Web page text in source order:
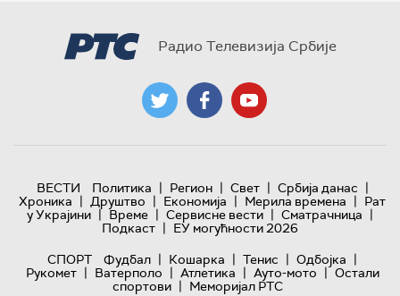
Радио Телевизија Србије
ВЕСТИ Политика | Регион | Свет | Србија данас |
Хроника | Друштво | Економија | Мерила времена | Рат
у Украјини | Време | Сервисне вести | Сматрачница |
Подкаст | ЕУ могућности 2026
СПОРТ
Фудбал | Кошарка | Тенис | Одбојка |
Рукомет | Ватерполо | Атлетика | Ауто-мото | Остали
спортови | Меморијал РТС